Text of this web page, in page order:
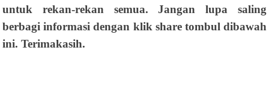
untuk rekan-rekan semua. Jangan lupa saling
berbagi informasi dengan klik share tombul dibawah
ini. Terimakasih.